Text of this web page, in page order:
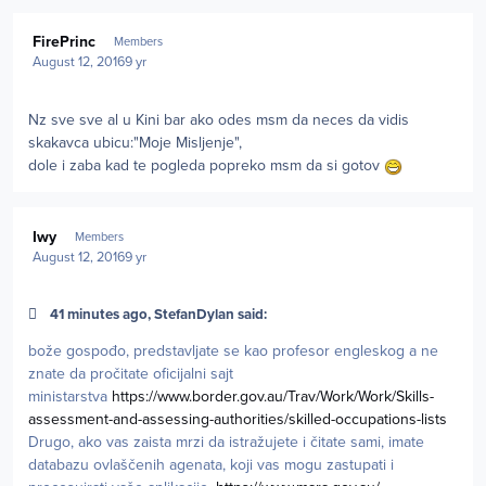
FirePrinc Members
August 12, 20169 yr
Nz sve sve al u Kini bar ako odes msm da neces da vidis
skakavca ubicu:"Moje Misljenje",
dole i zaba kad te pogleda popreko msm da si gotov
Iwy Members
August 12, 20169 yr
41 minutes ago, StefanDylan said:
bože gospođo, predstavljate se kao profesor engleskog a ne
znate da pročitate oficijalni sajt
ministarstva https://www.border.gov.au/Trav/Work/Work/Skills-
assessment-and-assessing-authorities/skilled-occupations-lists
Drugo, ako vas zaista mrzi da istražujete i čitate sami, imate
databazu ovlaščenih agenata, koji vas mogu zastupati i